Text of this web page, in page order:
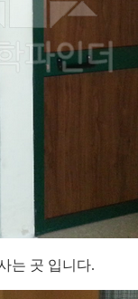
는 곳 입니다.